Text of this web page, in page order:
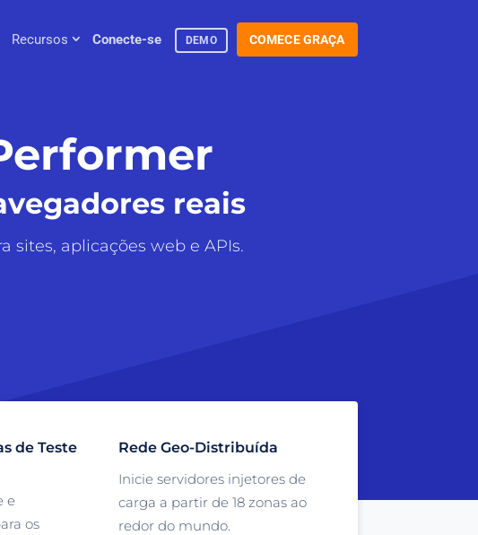
Recursos Conecte-se DEMO COMECE GRAÇA
reais
sites, aplicações web e APIs.
de Teste
e
os
Rede Geo-Distribuída
Inicie servidores injetores de
carga a partir de 18 zonas ao
redor do mundo.